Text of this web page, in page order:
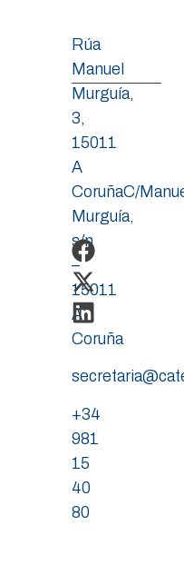
Rúa
Manuel
Murguía,
3,
15011
A
CoruñaC/
Murguía,
s/n
–
15011
A
Coruña
+34
981
15
40
80